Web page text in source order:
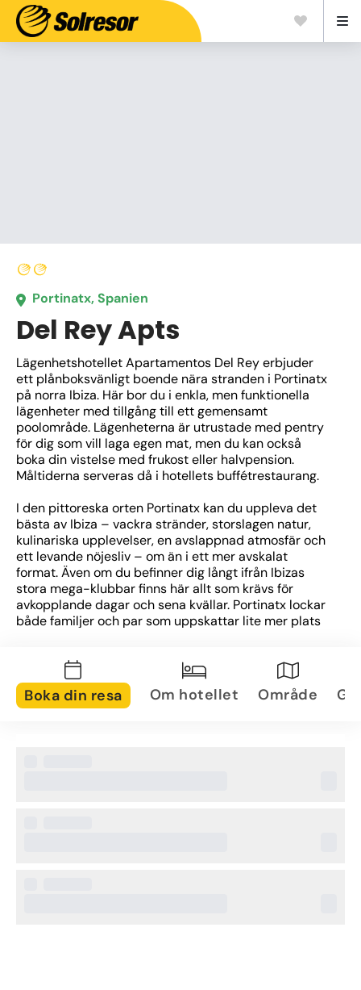
Portinatx, Spanien
Del Rey Apts
Lägenhetshotellet Apartamentos Del Rey erbjuder
ett plånboksvänligt boende nära stranden i Portinatx
på norra Ibiza. Här bor du i enkla, men funktionella
lägenheter med tillgång till ett gemensamt
poolområde. Lägenheterna är utrustade med pentry
för dig som vill laga egen mat, men du kan också
boka din vistelse med frukost eller halvpension.
Måltiderna serveras då i hotellets buffétrestaurang.
I den pittoreska orten Portinatx kan du uppleva det
bästa av Ibiza – vackra stränder, storslagen natur,
kulinariska upplevelser, en avslappnad atmosfär och
ett levande nöjesliv – om än i ett mer avskalat
format. Även om du befinner dig långt ifrån Ibizas
stora mega-klubbar finns här allt som krävs för
avkopplande dagar och sena kvällar. Portinatx lockar
både familjer och par som uppskattar lite mer plats
En särskild skatt tas ut på hotellövernattningar på de
Baleariska öarna. Skatten betalas direkt till hotellet i
Boka din resa Om hotellet Område